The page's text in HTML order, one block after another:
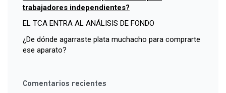
trabajadores independientes?
EL TCA ENTRA AL ANÁLISIS DE FONDO
¿De dónde agarraste plata muchacho para comprarte
ese aparato?
Comentarios recientes